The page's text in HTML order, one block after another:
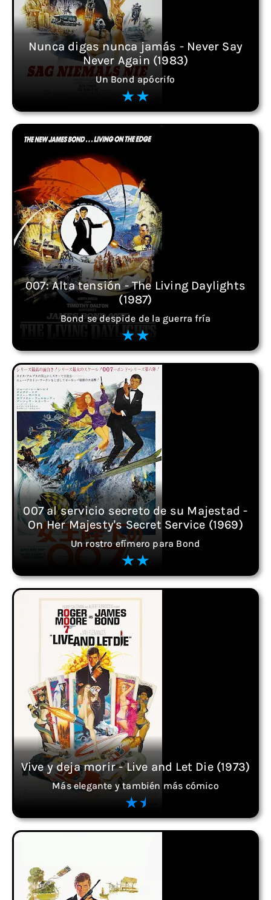
Nunca digas nunca jamás - Never Say
Never Again (1983)
Un Bond apócrifo
007: Alta tensión - The Living Daylights
(1987)
Bond se despide de la guerra fría
007 al servicio secreto de su Majestad -
On Her Majesty's Secret Service (1969)
Un rostro efímero para Bond
Vive y deja morir - Live and Let Die (1973)
Más elegante y también más cómico